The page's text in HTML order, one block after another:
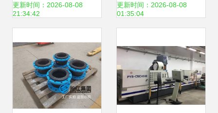
更新时间：2026-08-08
21:34:42
投资发展战略研究
更新时间：2026-08-08
01:35:04